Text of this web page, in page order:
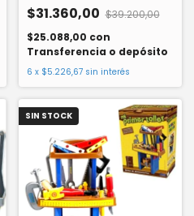
$31.360,00 $39.200,00
$25.088,00 con
Transferencia o depósito
6 x $5.226,67 sin interés
SIN STOCK